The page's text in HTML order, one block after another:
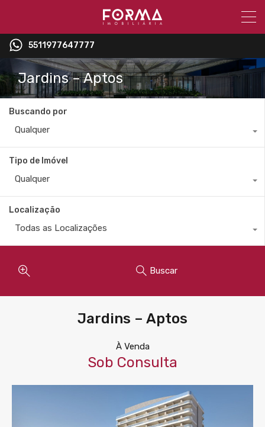
5511977647777
Jardins – Aptos
Buscando por
Qualquer
Tipo de Imóvel
Qualquer
Localização
Todas as Localizações
Buscar
Jardins – Aptos
À Venda
Sob Consulta